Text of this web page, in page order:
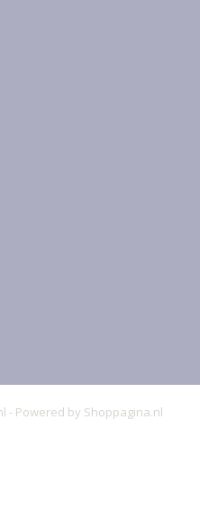
- Powered by Shoppagina.nl